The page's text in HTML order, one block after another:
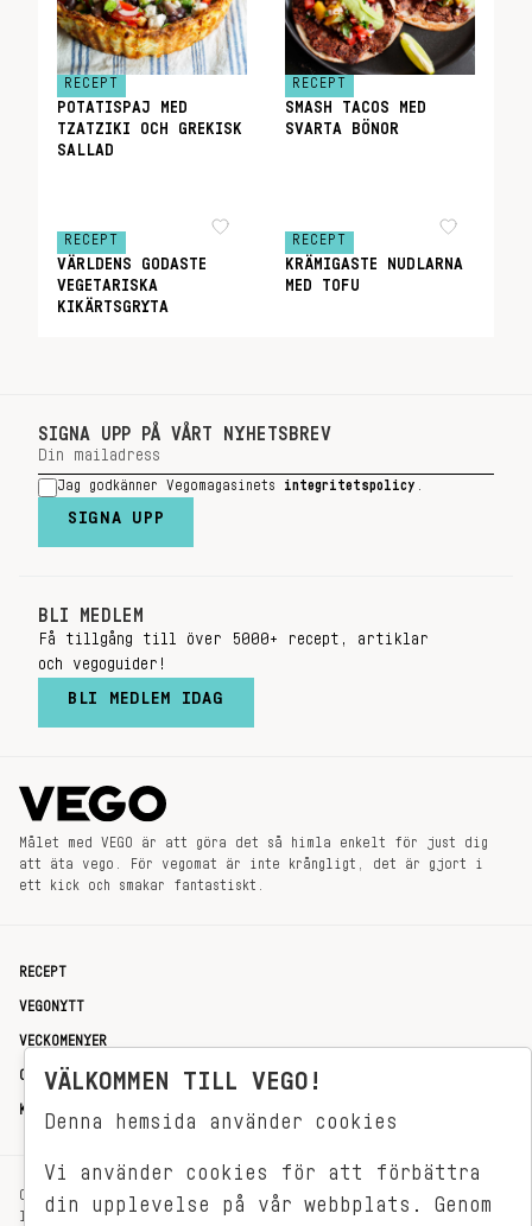
RECEPT
POTATISPAJ MED
TZATZIKI OCH GREKISK
SALLAD
RECEPT
SMASH TACOS MED
SVARTA BÖNOR
RECEPT
VÄRLDENS GODASTE
VEGETARISKA
KIKÄRTSGRYTA
RECEPT
KRÄMIGASTE NUDLARNA
MED TOFU
SIGNA UPP PÅ VÅRT NYHETSBREV
Jag godkänner Vegomagasinets integritetspolicy
SIGNA UPP
BLI MEDLEM
Få tillgång till över 5000+ recept, artiklar
och vegoguider!
BLI MEDLEM IDAG
Målet med VEGO är att göra det så himla enkelt för just dig
att äta vego. För vegomat är inte krångligt, det är gjort i
ett kick och smakar fantastiskt.
RECEPT
VEGONYTT
VECKOMENYER
OM OSS
KONTAKT
OXENSTIERNSGATAN 33
114 27 STOCKHOLM
VÄLKOMMEN TILL VEGO!
Denna hemsida använder cookies
Vi använder cookies för att förbättra
din upplevelse på vår webbplats. Genom